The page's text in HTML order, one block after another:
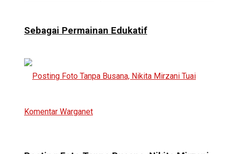
Sebagai Permainan Edukatif